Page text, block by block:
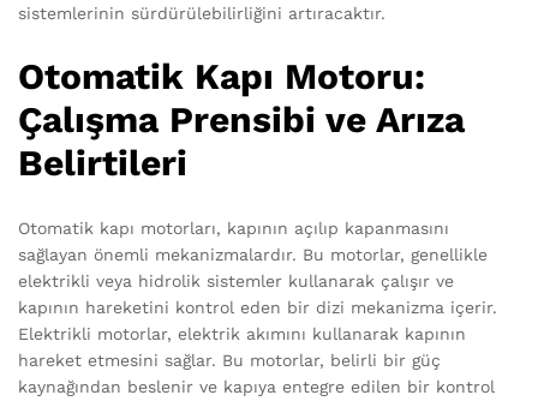
sistemlerinin sürdürülebilirliğini artıracaktır.
Otomatik Kapı Motoru:
Çalışma Prensibi ve Arıza
Belirtileri
Otomatik kapı motorları, kapının açılıp kapanmasını
sağlayan önemli mekanizmalardır. Bu motorlar, genellikle
elektrikli veya hidrolik sistemler kullanarak çalışır ve
kapının hareketini kontrol eden bir dizi mekanizma içerir.
Elektrikli motorlar, elektrik akımını kullanarak kapının
hareket etmesini sağlar. Bu motorlar, belirli bir güç
kaynağından beslenir ve kapıya entegre edilen bir kontrol